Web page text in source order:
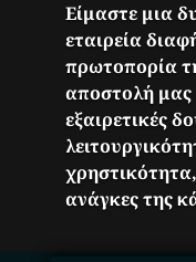
Είμαστε μια
εταιρεία
πρωτοπορία
αποστολή μας
εξαιρετικές
ανάγκες της